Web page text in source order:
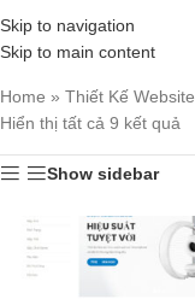
Skip to navigation
Skip to main content
MENU
Home » Thiết Kế Website
Hiển thị tất cả 9 kết quả
Show sidebar